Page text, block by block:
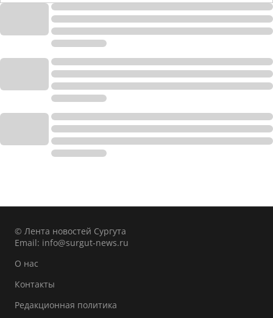
© Лента новостей Сургута
Email: info@surgut-news.ru
О нас
Контакты
Редакционная политика